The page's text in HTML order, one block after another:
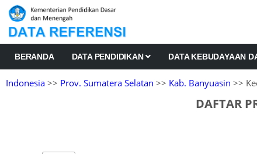
BERANDA DATA PENDIDIKAN DATA KEBUDAYAAN
Indonesia >> Prov. Sumatera Selatan >> Kab. Banyuasin >>
DAFTAR